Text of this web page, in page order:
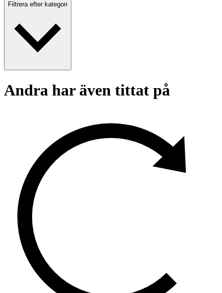
Filtrera efter kategori
Andra har även tittat på